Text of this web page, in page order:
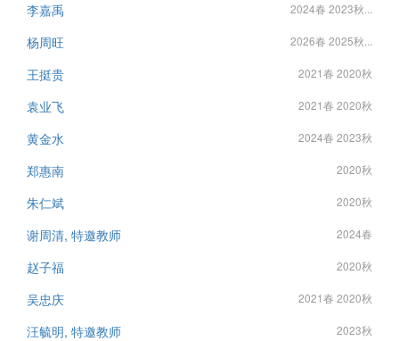
李嘉禹 2024春 2023秋...
杨周旺 2026春 2025秋...
王挺贵 2021春 2020秋
袁业飞 2021春 2020秋
黄金水 2024春 2023秋
郑惠南 2020秋
朱仁斌 2020秋
谢周清, 特邀教师 2024春
赵子福 2020秋
吴忠庆 2021春 2020秋
汪毓明, 特邀教师 2023秋